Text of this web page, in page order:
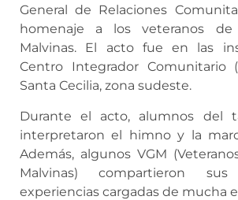
General de Relaciones
homenaje a los veteranos
Malvinas. El acto fue en las
Centro Integrador Comunitario
Santa Cecilia, zona sudeste.
Durante el acto, alumnos del
interpretaron el himno y la
Además, algunos VGM
Malvinas) compartieron
experiencias cargadas de mucha